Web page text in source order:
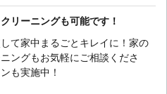
リーニングも可能です！
て家中まるごとキレイに！家の
ングもお気軽にご相談くださ
も実施中！